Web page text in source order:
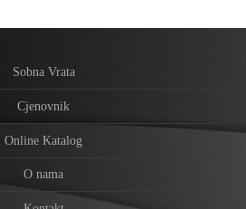
Sobna Vrata
Cjenovnik
Online Katalog
O nama